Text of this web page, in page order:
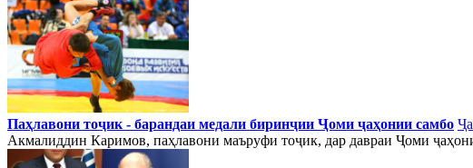
Паҳлавони тоҷик - барандаи медали биринҷии Ҷоми ҷаҳонии самбо
Акмалиддин Каримов, паҳлавони маъруфи тоҷик, дар давраи Ҷоми